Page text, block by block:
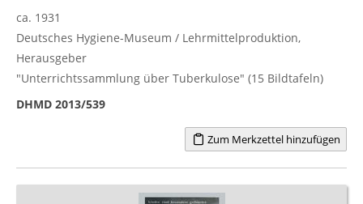
ca. 1931
Deutsches Hygiene-Museum / Lehrmittelproduktion,
Herausgeber
"Unterrichtssammlung über Tuberkulose" (15 Bildtafeln)
DHMD 2013/539
Zum Merkzettel hinzufügen